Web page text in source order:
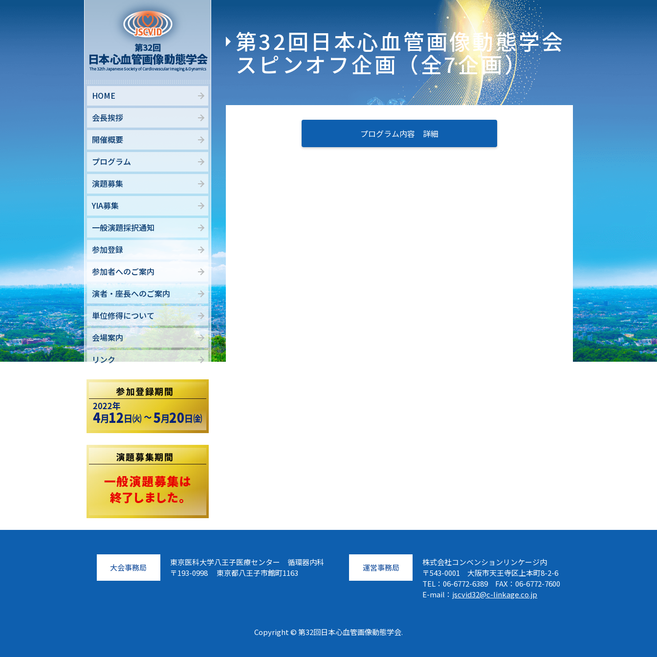
第32回日本心血管画像動態学会
スピンオフ企画（全7企画）
プログラム内容 詳細
HOME
会長挨拶
開催概要
プログラム
演題募集
YIA募集
一般演題採択通知
参加登録
参加者へのご案内
演者・座長へのご案内
単位修得について
会場案内
リンク
大会事務局
東京医科大学八王子医療センター 循環器内科
〒193-0998 東京都八王子市館町1163
運営事務局
株式会社コンベンションリンケージ内
〒543-0001 大阪市天王寺区上本町8-2-6
TEL：06-6772-6389 FAX：06-6772-7600
E-mail： jscvid32@c-linkage.co.jp
Copyright © 第32回日本心血管画像動態学会.